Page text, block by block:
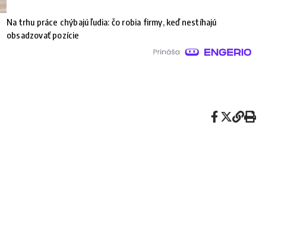
Na trhu práce chýbajú ľudia: čo robia firmy, keď nestíhajú
obsadzovať pozície